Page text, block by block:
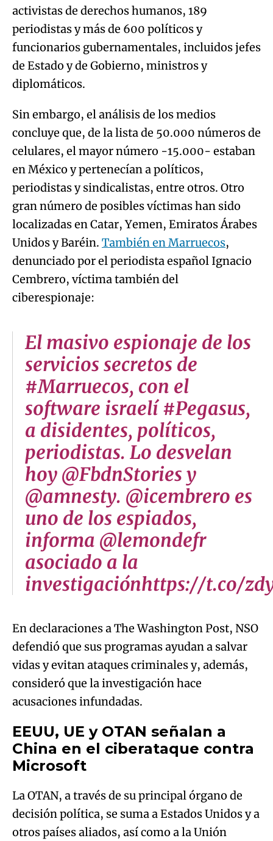
activistas de derechos humanos, 189
periodistas y más de 600 políticos y
funcionarios gubernamentales, incluidos jefes
de Estado y de Gobierno, ministros y
diplomáticos.
Sin embargo, el análisis de los medios
concluye que, de la lista de 50.000 números de
celulares, el mayor número -15.000- estaban
en México y pertenecían a políticos,
periodistas y sindicalistas, entre otros. Otro
gran número de posibles víctimas han sido
localizadas en Catar, Yemen, Emiratos Árabes
Unidos y Baréin. También en Marruecos,
denunciado por el periodista español Ignacio
Cembrero, víctima también del
ciberespionaje:
El masivo espionaje de los
servicios secretos de
#Marruecos, con el
software israelí #Pegasus,
a disidentes, políticos,
periodistas. Lo desvelan
hoy @FbdnStories y
@amnesty. @icembrero es
uno de los espiados,
informa @lemondefr
asociado a la
investigaciónhttps://t.co/
En declaraciones a The Washington Post, NSO
defendió que sus programas ayudan a salvar
vidas y evitan ataques criminales y, además,
consideró que la investigación hace
acusaciones infundadas.
EEUU, UE y OTAN señalan a
China en el ciberataque contra
Microsoft
La OTAN, a través de su principal órgano de
decisión política, se suma a Estados Unidos y a
otros países aliados, así como a la Unión